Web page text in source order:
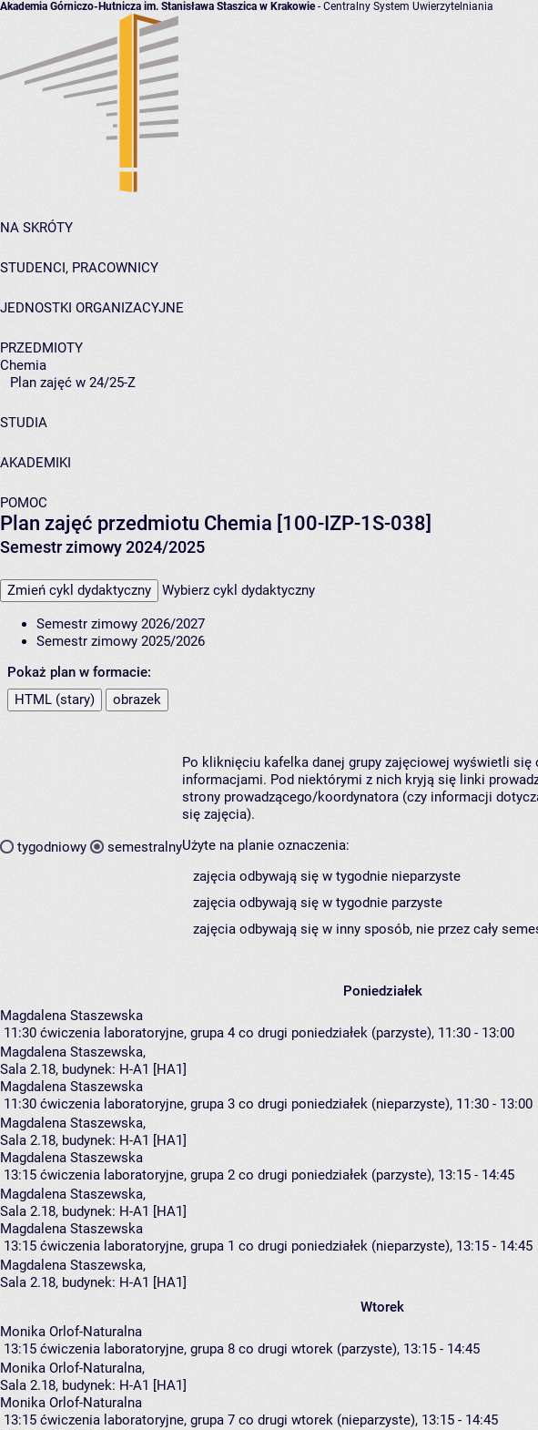
Akademia Górniczo-Hutnicza im. Stanisława Staszica w Krakowie- Centralny System Uwierzytelniania
NA SKRÓTY
STUDENCI, PRACOWNICY
JEDNOSTKI ORGANIZACYJNE
PRZEDMIOTY
Chemia
Plan zajęć w 24/25-Z
STUDIA
AKADEMIKI
POMOC
Plan zajęć przedmiotu Chemia [100-IZP-1S-038]
Semestr zimowy 2024/2025
Zmień cykl dydaktyczny Wybierz cykl dydaktyczny
Semestr zimowy 2026/2027
Semestr zimowy 2025/2026
Pokaż plan w formacie:
HTML (stary)
obrazek
tygodniowy semestralny
Po kliknięciu kafelka danej grupy zajęciowej wyświetli się
informacjami. Pod niektórymi z nich kryją się linki
strony prowadzącego/koordynatora (czy informacji
się zajęcia).
Użyte na planie oznaczenia:
zajęcia odbywają się w tygodnie nieparzyste
zajęcia odbywają się w tygodnie parzyste
zajęcia odbywają się w inny sposób, nie przez cały
Poniedziałek
Magdalena Staszewska
11:30 ćwiczenia laboratoryjne, grupa 4 co drugi poniedziałek (parzyste), 11:30 - 13:00
Magdalena Staszewska,
Sala 2.18, budynek: H-A1 [HA1]
Magdalena Staszewska
11:30 ćwiczenia laboratoryjne, grupa 3 co drugi poniedziałek (nieparzyste), 11:30 - 13:00
Magdalena Staszewska,
Sala 2.18, budynek: H-A1 [HA1]
Magdalena Staszewska
13:15 ćwiczenia laboratoryjne, grupa 2 co drugi poniedziałek (parzyste), 13:15 - 14:45
Magdalena Staszewska,
Sala 2.18, budynek: H-A1 [HA1]
Magdalena Staszewska
13:15 ćwiczenia laboratoryjne, grupa 1 co drugi poniedziałek (nieparzyste), 13:15 - 14:45
Magdalena Staszewska,
Sala 2.18, budynek: H-A1 [HA1]
Wtorek
Monika Orlof-Naturalna
13:15 ćwiczenia laboratoryjne, grupa 8 co drugi wtorek (parzyste), 13:15 - 14:45
Monika Orlof-Naturalna,
Sala 2.18, budynek: H-A1 [HA1]
Monika Orlof-Naturalna
13:15 ćwiczenia laboratoryjne, grupa 7 co drugi wtorek (nieparzyste), 13:15 - 14:45